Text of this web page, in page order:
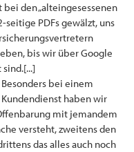
den „alteingesessenen
PDFs gewälzt, uns
bis wir über Google
bei einem
haben wir
mit jemandem
versteht, zweitens den
das alles auch noch